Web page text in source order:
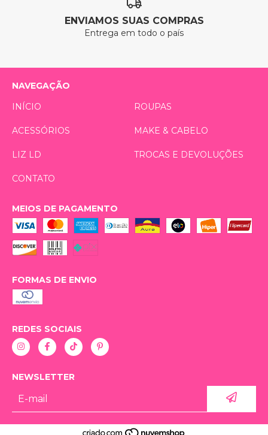
ENVIAMOS SUAS COMPRAS
Entrega em todo o país
NAVEGAÇÃO
INÍCIO
ROUPAS
ACESSÓRIOS MAKE & CABELO
LIZ LD TROCAS E DEVOLUÇÕES
CONTATO
MEIOS DE PAGAMENTO
FORMAS DE ENVIO
REDES SOCIAIS
NEWSLETTER